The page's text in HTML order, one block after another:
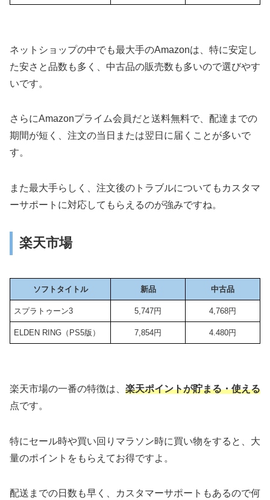
ネットショップの中でも最大手のAmazonは、特に安定し
た安さと品数も多く、中古品の販売数も多いので選びやす
いです。
さらにAmazonプライム会員だと送料無料で、配達までの
期間が短く、注文の当日または翌日に届くことが多いで
す。
また最大手らしく、注文後のトラブルについてもカスタマ
ーサポートに対応してもらえるのが強みですね。
楽天市場
ソフトタイトル 新品 中古品
スプラトゥーン3 5,747円 4,768円
ELDEN RING（PS5版） 7,854円 4.480円
楽天市場の一番の特徴は、 楽天ポイントが貯まる・使える
点です。
特にセール時や買い回りマラソン時に買い物をすると、大
量のポイントをもらえてお得ですよ。
配送までの日数も早く、カスタマーサポートもあるので何